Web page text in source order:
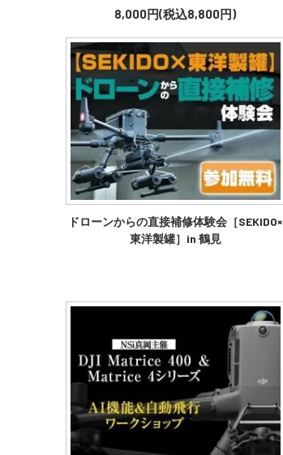
8,000円(税込8,800円)
ドローンからの直接補修体験会［SEKIDO×
東洋製罐］in 鶴見